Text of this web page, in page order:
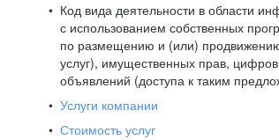
Код вида деятельности в области
с использованием собственных
по размещению и (или)
услуг), имущественных прав,
объявлений (доступа к таким
Услуги компании
Стоимость услуг